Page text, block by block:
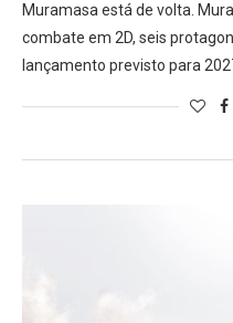
Muramasa está de volta.
combate em 2D, seis
lançamento previsto para